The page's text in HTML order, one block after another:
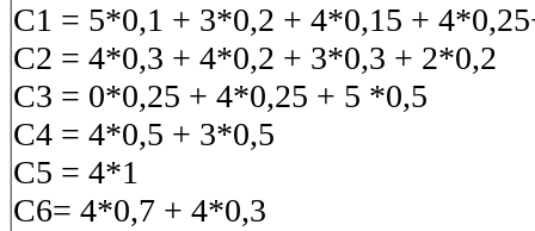
C1 = 5*0,1 + 3*0,2 + 4*0,15 +
C2 = 4*0,3 + 4*0,2 +
C3 = 0*0,25 +
C4 = 4*0,5
C5 =
C6= 4*0,7 +